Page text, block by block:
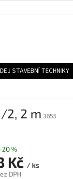
STAVEBNÍ TECHNIKY
2, 2 m 3655
%
Kč / ks
DPH